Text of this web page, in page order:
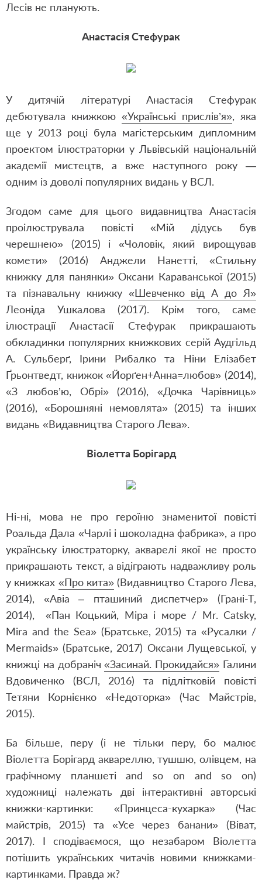
Лесів не планують.
Анастасія Стефурак
У дитячій літературі Анастасія Стефурак
дебютувала книжкою «Українські прислів’я», яка
ще у 2013 році була магістерським дипломним
проектом ілюстраторки у Львівській національній
академії мистецтв, а вже наступного року —
одним із доволі популярних видань у ВСЛ.
Згодом саме для цього видавництва Анастасія
проілюструвала повісті «Мій дідусь був
черешнею» (2015) і «Чоловік, який вирощував
комети» (2016) Анджели Нанетті, «Стильну
книжку для панянки»Оксани Караванської (2015)
та пізнавальну книжку «Шевченко від А до Я»
Леоніда Ушкалова (2017). Крім того, саме
ілюстрації Анастасії Стефурак прикрашають
обкладинки популярних книжкових серій Аудгільд
А. Сульберґ, Ірини Рибалко та Ніни Елізабет
Ґрьонтведт, книжок «Йорґен+Анна=любов» (2014),
«З любов’ю, Обрі» (2016), «Дочка Чарівниць»
(2016), «Борошняні немовлята» (2015) та інших
видань «Видавництва Старого Лева».
Віолетта Борігард
Ні-ні, мова не про героїню знаменитої повісті
Роальда Дала «Чарлі і шоколадна фабрика», а про
українську ілюстраторку, акварелі якої не просто
прикрашають текст, а відіграють надважливу роль
у книжках «Про кита» (Видавництво Старого Лева,
2014), «Авіа – пташиний диспетчер» (Грані-Т,
2014), «Пан Коцький, Міра і море / Mr. Catsky,
Mira and the Sea» (Братське, 2015) та «Русалки /
Mermaids» (Братське, 2017) Оксани Лущевської, у
книжці на добраніч«Засинай. Прокидайся» Галини
Вдовиченко (ВСЛ, 2016) та підлітковій повісті
Тетяни Корнієнко «Недоторка» (Час Майстрів,
2015).
Ба більше, перу (і не тільки перу, бо малює
Віолетта Борігард аквареллю, тушшю, олівцем, на
графічному планшеті and so on and so on)
художниці належать дві інтерактивні авторські
книжки-картинки: «Принцеса-кухарка» (Час
майстрів, 2015) та «Усе через банани» (Віват,
2017). І сподіваємося, що незабаром Віолетта
потішить українських читачів новими книжками-
картинками. Правда ж?